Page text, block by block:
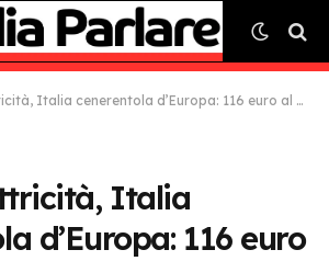
d’Europa: 116 euro al megawattora contro una media Ue di 85 euro
Italia
d’Europa: 116 euro